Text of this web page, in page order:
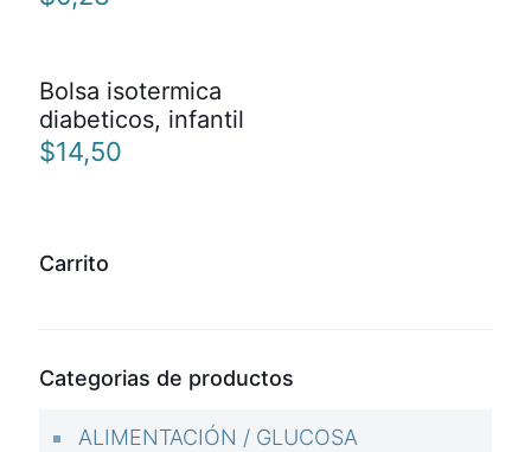
Bolsa isotermica
diabeticos, infantil
$14,50
Carrito
Categorias de productos
ALIMENTACIÓN / GLUCOSA